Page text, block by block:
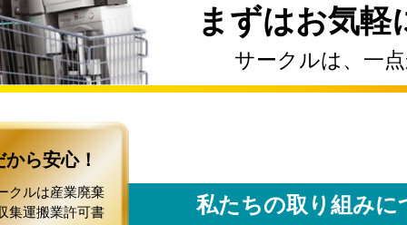
まずはお気軽
サークルは、一
から安心！
クルは産業廃棄
集運搬業許可書
私たちの取り組みに